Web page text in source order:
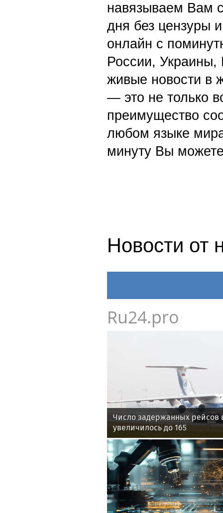
навязываем Вам
дня без цензуры
онлайн с
России,
живые новости в
— это не только
преимущество
любом языке
минуту Вы
Новости от
Ru24.pro
Число задержанных рейсов
увеличилось до 165